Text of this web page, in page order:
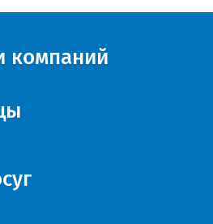
компаний